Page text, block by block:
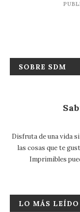
SOBRE SDM
Disfruta de una vida
las cosas que te
Imprimibles
LO MÁS LEÍDO